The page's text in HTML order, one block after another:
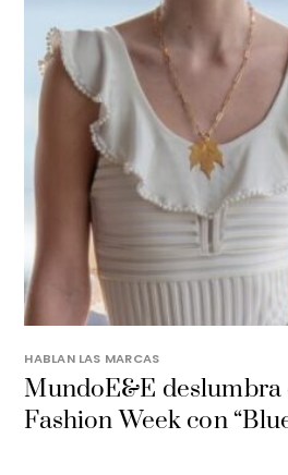
HABLAN LAS MARCAS
MundoE&E deslumbra
Fashion Week con